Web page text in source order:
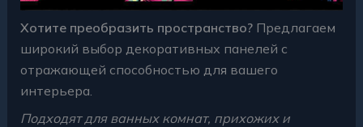
Хотите преобразить пространство?Предлагаем
широкий выбор декоративных панелей с
отражающей способностью для вашего
интерьера.
Подходят для ванных комнат, прихожих и